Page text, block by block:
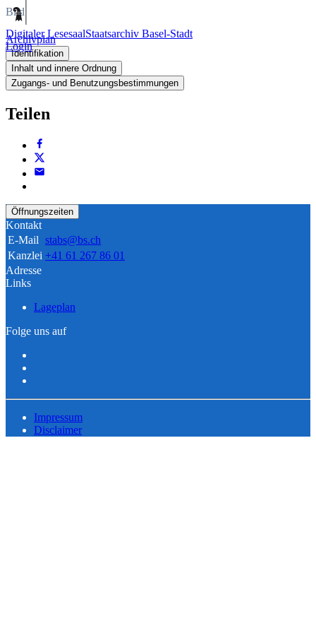
Digitaler LesesaalStaatsarchiv Basel-Stadt
Login
Bild
Archivplan
Identifikation
Inhalt und innere Ordnung
Zugangs- und Benutzungsbestimmungen
Teilen
Öffnungszeiten
Kontakt
E-Mail stabs@bs.ch
Kanzlei +41 61 267 86 01
Adresse
Links
Lageplan
Folge uns auf
Impressum
Disclaimer